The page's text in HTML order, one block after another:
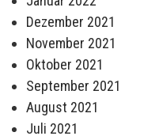
Dezember 2021
November 2021
Oktober 2021
September 2021
August 2021
Juli 2021